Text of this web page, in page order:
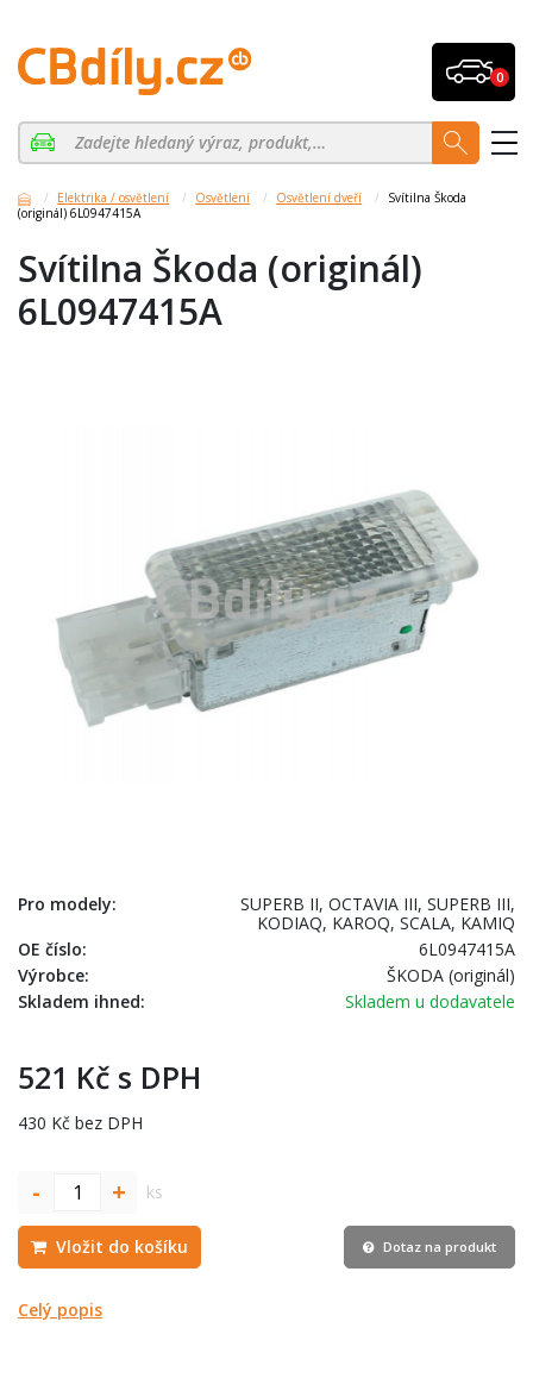
0
Elektrika / osvětlení Osvětlení Osvětlení dveří
Svítilna Škoda
(originál) 6L0947415A
Svítilna Škoda (originál)
6L0947415A
Pro modely:
SUPERB II, OCTAVIA III, SUPERB III,
KODIAQ, KAROQ, SCALA, KAMIQ
OE číslo:
6L0947415A
Výrobce:
ŠKODA (originál)
Skladem ihned:
Skladem u dodavatele
521 Kč s DPH
430 Kč bez DPH
- + ks
Vložit do košíku Dotaz na produkt
Celý popis